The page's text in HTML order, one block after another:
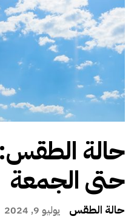
حالة
حتى الجمعة
حالة الطقس يوليو 9, 2024